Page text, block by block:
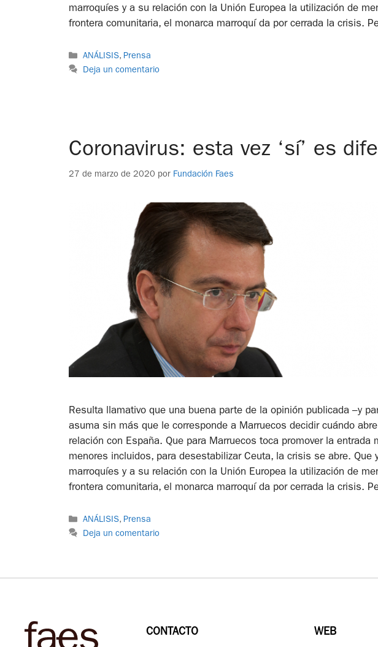
marroquíes y a su relación con la Unión Europea la utilización de
frontera comunitaria, el monarca marroquí da por cerrada la crisis.
ANÁLISIS, Prensa
Deja un comentario
Coronavirus: esta vez ‘sí’ es
27 de marzo de 2020 por Fundación Faes
Resulta llamativo que una buena parte de la opinión publicada –y
asuma sin más que le corresponde a Marruecos decidir cuándo
relación con España. Que para Marruecos toca promover la entrada
menores incluidos, para desestabilizar Ceuta, la crisis se abre. Que
marroquíes y a su relación con la Unión Europea la utilización de
frontera comunitaria, el monarca marroquí da por cerrada la crisis.
ANÁLISIS, Prensa
Deja un comentario
CONTACTO WEB